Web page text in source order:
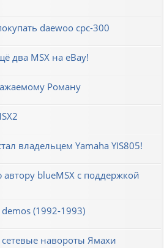
daewoo cpc-300
два MSX на eBay!
Роману
владельцем Yamaha YIS805!
blueMSX с поддержкой
demos (1992-1993)
сетевые навороты Ямахи